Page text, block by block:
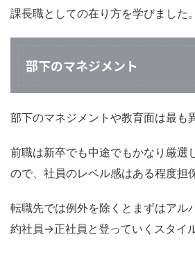
課長職としての在り方を学びました。
部下のマネジメント
部下のマネジメントや教育面は最も
前職は新卒でも中途でもかなり厳選
ので、社員のレベル感はある程度担
転職先では例外を除くとまずはアル
約社員→正社員と登っていくスタイ